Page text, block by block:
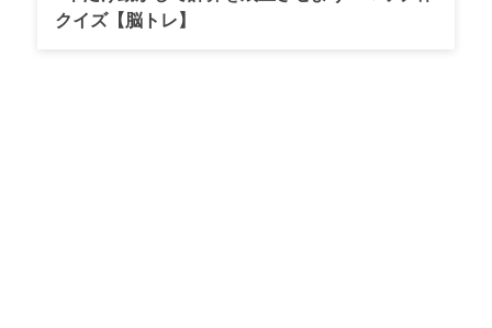
アジア初の繁殖へ。より自然に近い「湿原ゾ
クイズ【脳トレ】